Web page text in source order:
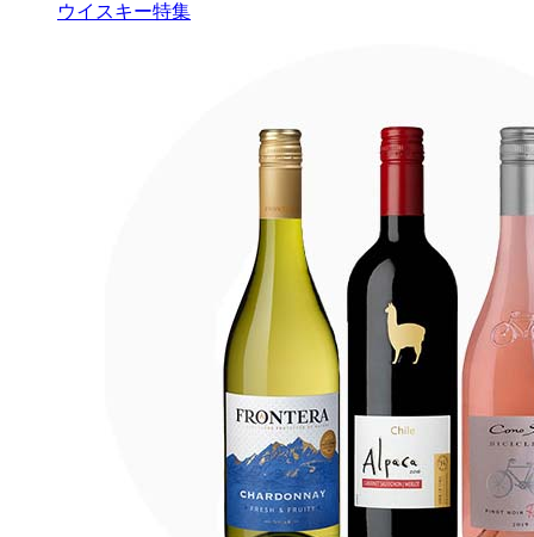
ウイスキー特集